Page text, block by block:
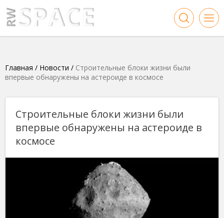
Главная / Новости / Строительные блоки жизни были
впервые обнаружены на астероиде в космосе
Строительные блоки жизни были
впервые обнаружены на астероиде в
космосе